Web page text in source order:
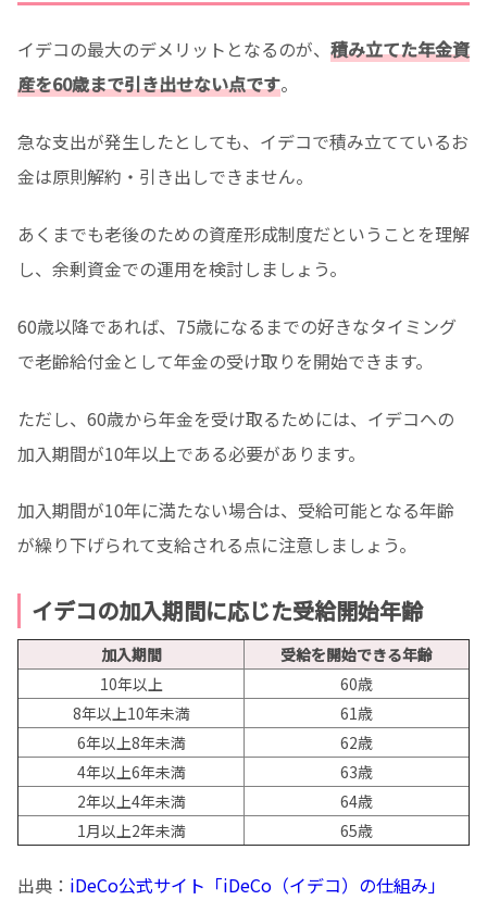
イデコの最大のデメリットとなるのが、 積み立てた年金資
産を60歳まで引き出せない点です。
急な支出が発生したとしても、イデコで積み立てているお
金は原則解約・引き出しできません。
あくまでも老後のための資産形成制度だということを理解
し、余剰資金での運用を検討しましょう。
60歳以降であれば、75歳になるまでの好きなタイミング
で老齢給付金として年金の受け取りを開始できます。
ただし、60歳から年金を受け取るためには、イデコへの
加入期間が10年以上である必要があります。
加入期間が10年に満たない場合は、受給可能となる年齢
が繰り下げられて支給される点に注意しましょう。
イデコの加入期間に応じた受給開始年齢
加入期間
受給を開始できる年齢
10年以上
60歳
8年以上10年未満
61歳
6年以上8年未満
62歳
4年以上6年未満
63歳
2年以上4年未満
64歳
1月以上2年未満
65歳
出典： iDeCo公式サイト「iDeCo（イデコ）の仕組み」